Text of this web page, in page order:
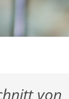
von